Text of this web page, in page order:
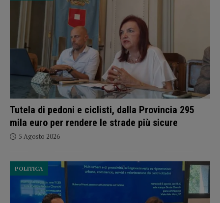
Tutela di pedoni e ciclisti, dalla Provincia 295
mila euro per rendere le strade più sicure
5 Agosto 2026
POLITICA